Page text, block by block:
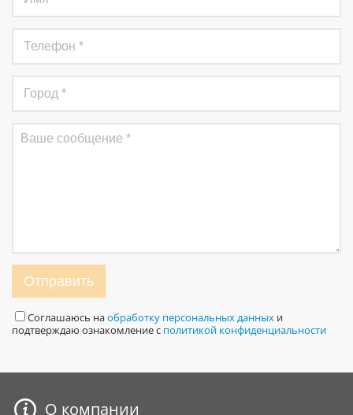
Отправить
Соглашаюсь наобработку персональных данных и
подтверждаю ознакомление с политикой конфиденциальности
О компании